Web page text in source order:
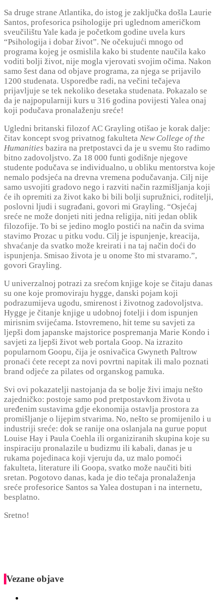
Sa druge strane Atlantika, do istog je zaključka došla Laurie
Santos, profesorica psihologije pri uglednom američkom
sveučilištu Yale kada je početkom godine uvela kurs
“Psihologija i dobar život”. Ne očekujući mnogo od
programa kojeg je osmislila kako bi studente naučila kako
voditi bolji život, nije mogla vjerovati svojim očima. Nakon
samo šest dana od objave programa, za njega se prijavilo
1200 studenata. Usporedbe radi, na večini tečajeva
prijavljuje se tek nekoliko desetaka studenata. Pokazalo se
da je najpopularniji kurs u 316 godina povijesti Yalea onaj
koji podučava pronalaženju sreće!
Ugledni britanski filozof AC Grayling otišao je korak dalje:
čitav koncept svog privatnog fakulteta New College of the
Humanities bazira na pretpostavci da je u svemu što radimo
bitno zadovoljstvo. Za 18 000 funti godišnje njegove
studente podučava se individualno, u obliku mentorstva koje
nemalo podsjeća na drevna vremena podučavanja. Cilj nije
samo usvojiti gradovo nego i razviti način razmišljanja koji
će ih opremiti za život kako bi bili bolji supružnici, roditelji,
poslovni ljudi i sugrađani, govori mi Grayling. “Osjećaj
sreće ne može donjeti niti jedna religija, niti jedan oblik
filozofije. To bi se jedino moglo postići na način da svima
stavimo Prozac u pitku vodu. Cilj je ispunjenje, kreacija,
shvaćanje da svatko može kreirati i na taj način doći do
ispunjenja. Smisao života je u onome što mi stvaramo.”,
govori Grayling.
U univerzalnoj potrazi za srećom knjige koje se čitaju danas
su one koje promoviraju hygge, danski pojam koji
podrazumijeva ugodu, smirenost i životnog zadovoljstva.
Hygge je čitanje knjige u udobnoj fotelji i dom ispunjen
mirisnim svijećama. Istovremeno, hit teme su savjeti za
ljepši dom japanske majstorice pospremanja Marie Kondo i
savjeti za ljepši život web portala Goop. Na izrazito
popularnom Goopu, čija je osnivačica Gwyneth Paltrow
pronaći ćete recept za novi povrtni napitak ili malo poznati
brand odjeće za pilates od organskog pamuka.
Svi ovi pokazatelji nastojanja da se bolje živi imaju nešto
zajedničko: postoje samo pod pretpostavkom života u
uređenim sustavima gdje ekonomija ostavlja prostora za
promišljanje o lijepim stvarima. No, nešto se promijenilo i u
industriji sreće: dok se ranije ona oslanjala na gurue poput
Louise Hay i Paula Coehla ili organiziranih skupina koje su
inspiraciju pronalazile u budizmu ili kabali, danas je u
rukama pojedinaca koji vjeruju da, uz malo pomoći
fakulteta, literature ili Goopa, svatko može naučiti biti
sretan. Pogotovo danas, kada je dio tečaja pronalaženja
sreće profesorice Santos sa Yalea dostupan i na internetu,
besplatno.
Sretno!
Vezane objave